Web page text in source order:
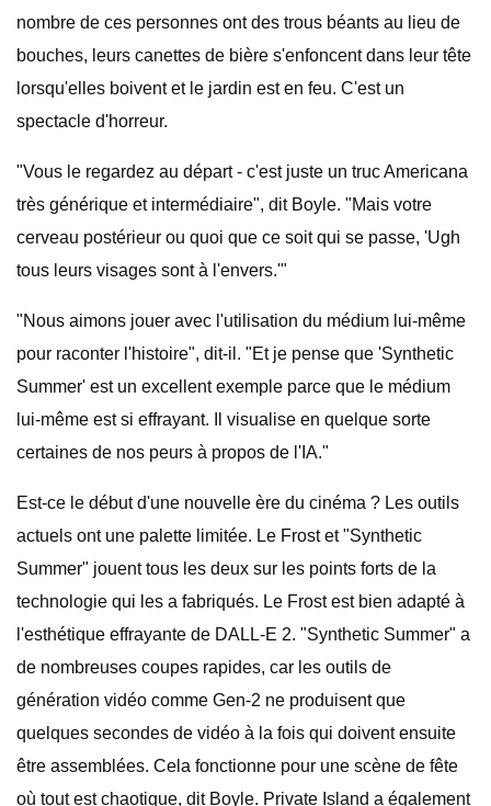
nombre de ces personnes ont des trous béants au lieu de
bouches, leurs canettes de bière s'enfoncent dans leur tête
lorsqu'elles boivent et le jardin est en feu. C'est un
spectacle d'horreur.
"Vous le regardez au départ - c'est juste un truc Americana
très générique et intermédiaire", dit Boyle. "Mais votre
cerveau postérieur ou quoi que ce soit qui se passe, 'Ugh
tous leurs visages sont à l'envers.'"
"Nous aimons jouer avec l'utilisation du médium lui-même
pour raconter l'histoire", dit-il. "Et je pense que 'Synthetic
Summer' est un excellent exemple parce que le médium
lui-même est si effrayant. Il visualise en quelque sorte
certaines de nos peurs à propos de l'IA."
Est-ce le début d'une nouvelle ère du cinéma ? Les outils
actuels ont une palette limitée. Le Frost et "Synthetic
Summer" jouent tous les deux sur les points forts de la
technologie qui les a fabriqués. Le Frost est bien adapté à
l'esthétique effrayante de DALL-E 2. "Synthetic Summer" a
de nombreuses coupes rapides, car les outils de
génération vidéo comme Gen-2 ne produisent que
quelques secondes de vidéo à la fois qui doivent ensuite
être assemblées. Cela fonctionne pour une scène de fête
où tout est chaotique, dit Boyle. Private Island a également